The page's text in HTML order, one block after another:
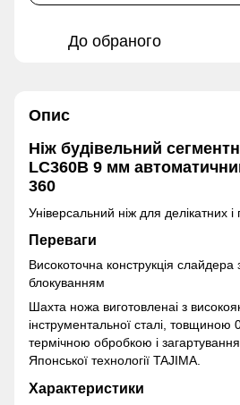
До обраного
Опис
Ніж будівельний
LC360B 9 мм
360
Універсальний ніж для делікатних і
Переваги
Високоточна конструкція
блокуванням
Шахта ножа виготовленаі з
інструментальної сталі,
термічною обробкою і
Японської технології TAJIMA.
Характеристики